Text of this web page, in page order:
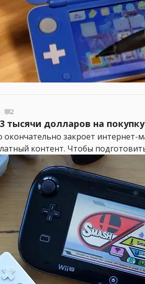
2
тысячи долларов на покупку
закроет интернет-
контент. Чтобы